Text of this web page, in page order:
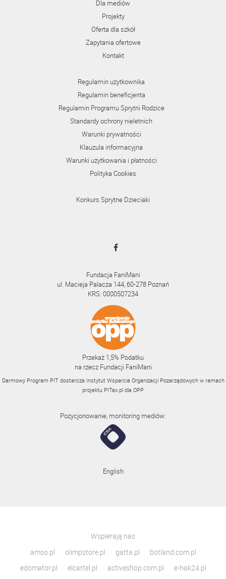
Dla mediów
Projekty
Oferta dla szkół
Zapytania ofertowe
Kontakt
Regulamin użytkownika
Regulamin beneficjenta
Regulamin Programu Sprytni Rodzice
Standardy ochrony nieletnich
Warunki prywatności
Klauzula informacyjna
Warunki użytkowania i płatności
Polityka Cookies
Konkurs Sprytne Dzieciaki
Fundacja FaniMani
ul. Macieja Palacza 144, 60-278 Poznań
KRS: 0000507234
Przekaż 1,5% Podatku
na rzecz Fundacji FaniMani
Darmowy Program PIT dostarcza Instytut Wsparcia Organizacji Pozarządowych w ramach
projektu PITax.pl dla OPP
Pozycjonowanie, monitoring mediów:
English
Wspierają nas
amso.pl
olimpstore.pl gatta.pl
botland.com.pl
edomator.pl
elcartel.pl activeshop.com.pl
e-hak24.pl